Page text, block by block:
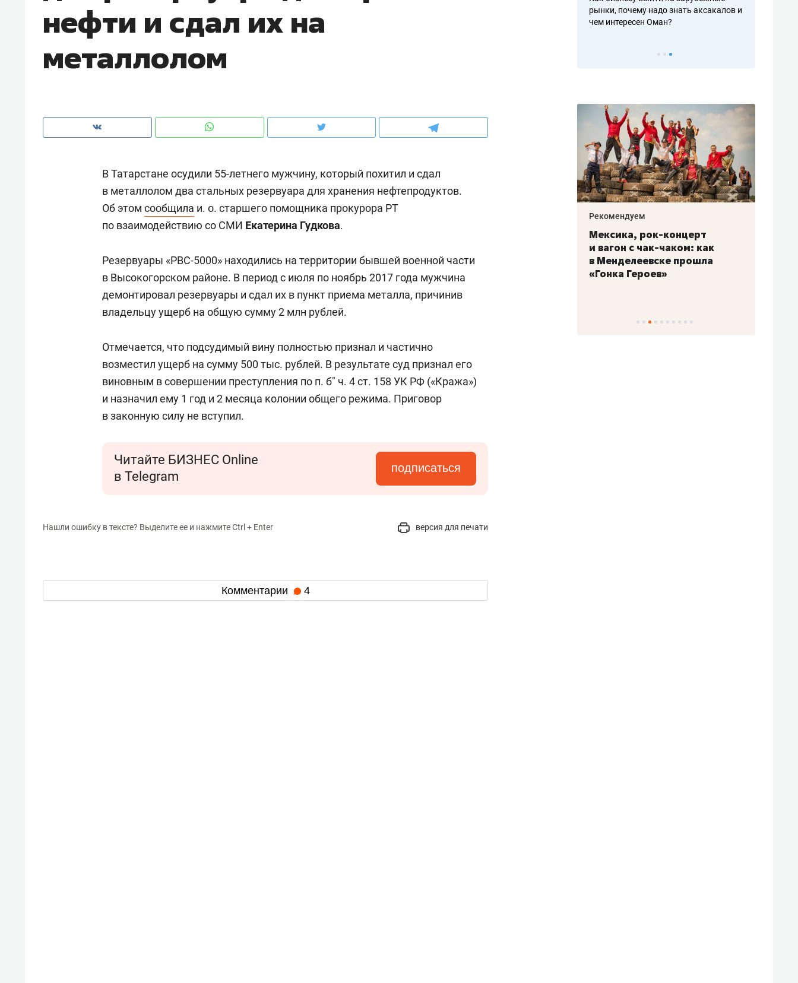
нефти и сдал их на
металлолом
В Татарстане осудили 55-летнего мужчину, который похитил и сдал
в металлолом два стальных резервуара для хранения нефтепродуктов.
Об этом сообщила и. о. старшего помощника прокурора РТ
по взаимодействию со СМИ Екатерина Гудкова.
Резервуары «РВС-5000» находились на территории бывшей военной части
в Высокогорском районе. В период с июля по ноябрь 2017 года мужчина
демонтировал резервуары и сдал их в пункт приема металла, причинив
владельцу ущерб на общую сумму 2 млн рублей.
Отмечается, что подсудимый вину полностью признал и частично
возместил ущерб на сумму 500 тыс. рублей. В результате суд признал его
виновным в совершении преступления по п. б" ч. 4 ст. 158 УК РФ («Кража»)
и назначил ему 1 год и 2 месяца колонии общего режима. Приговор
в законную силу не вступил.
Читайте БИЗНЕС Online
в Telegram
подписаться
Нашли ошибку в тексте? Выделите ее и нажмите Ctrl + Enter версия для печати
Комментарии 4
чем интересен Оман?
клиентах и чудных запросах мастеров
рынки, почему надо знать аксакалов и
чем интересен Оман?
Как ГК «МИР ГРУПП» и ВТБ
комфорта под Казанью
Рекомендуем
150 камер до квартиры и Face
безопасность в ЖК «Нова»
с ментальным и физическим
состоянием как основа
антихрупких команд
Рекомендуем
Мексика, рок-концерт
и вагон с чак-чаком: как
в Менделеевске прошла
«Гонка Героев»